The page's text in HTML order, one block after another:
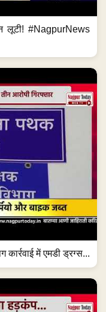
लूटी! #NagpurNews
में एमडी ड्रग्स...